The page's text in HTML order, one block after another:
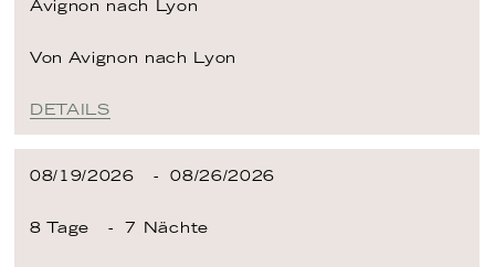
Avignon nach Lyon
Von Avignon nach Lyon
DETAILS
08/19/2026 08/26/2026
8 Tage 7 Nächte